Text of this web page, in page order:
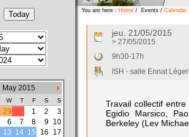
May 2015
W T F S S
29 30 1 2
3
6 7 8 9 10
13 14 15 16
17
You are here : Home / Events / Calendar
jeu. 21/05/2015
> 27/05/2015
9h30-17h
ISH - salle Ennat Léger
Travail collectif
Egidio Marsico,
Berkeley (Lev